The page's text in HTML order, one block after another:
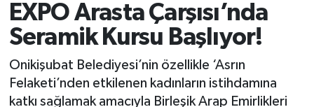
EXPO Arasta Çarşısı’nda
Seramik Kursu Başlıyor!
Onikişubat Belediyesi’nin özellikle ‘Asrın
Felaketi’nden etkilenen kadınların istihdamına
katkı sağlamak amacıyla Birleşik Arap Emirlikleri
Gündem
Politika
Tüm Manşetler
Haber Arşivi